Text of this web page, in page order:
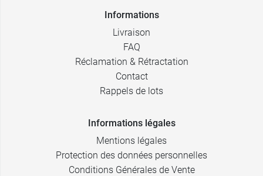
Informations
Livraison
FAQ
Réclamation & Rétractation
Contact
Rappels de lots
Informations légales
Mentions légales
Protection des données personnelles
Conditions Générales de Vente